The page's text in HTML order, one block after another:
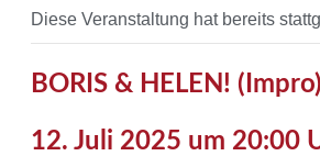
Diese Veranstaltung hat bereits
BORIS & HELEN! (Impro)
12. Juli 2025 um 20:00